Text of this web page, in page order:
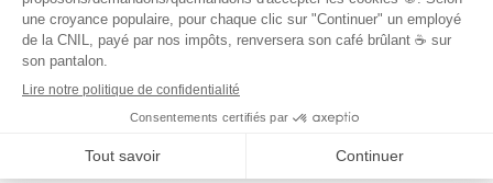
fonctionnalités nombreuses dont plusieursà
la carte
taille moyenne en constante évolution –,
fourni avec un service client efficace, le tout
à un tarif très compétitif. Bref, beaucoup de